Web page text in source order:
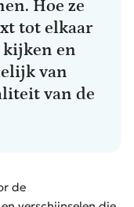
Hoe ze
tot elkaar
kijken en
van
van de
de